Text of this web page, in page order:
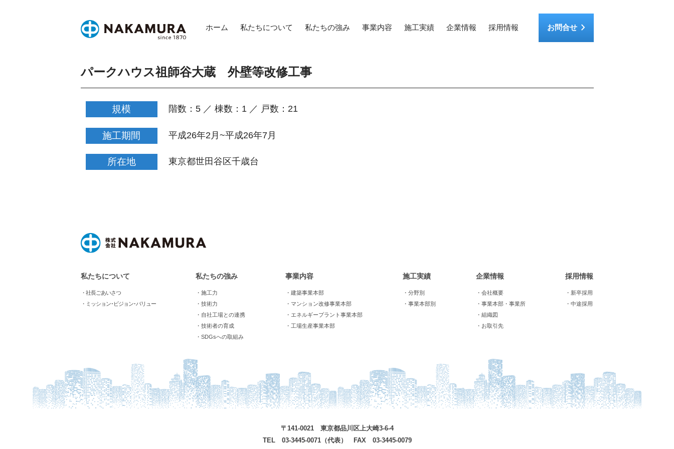
ホーム 私たちについて 私たちの強み 事業内容 施工実績 企業情報 採用情報 お問合せkeyboard_arrow_right
パークハウス祖師谷大蔵 外壁等改修工事
規模 階数：5 ／ 棟数：1 ／ 戸数：21
施工期間 平成26年2月~平成26年7月
所在地 東京都世田谷区千歳台
私たちについて
・社長ごあいさつ
・ミッション･ビジョン･バリュー
私たちの強み
・施工力
・技術力
・自社工場との連携
・技術者の育成
・SDGsへの取組み
事業内容
・建築事業本部
・マンション改修事業本部
・エネルギープラント事業本部
・工場生産事業本部
施工実績
・分野別
・事業本部別
企業情報
・会社概要
・事業本部・事業所
・組織図
・お取引先
採用情報
・新卒採用
・中途採用
〒141-0021 東京都品川区上大崎3-6-4
TEL 03-3445-0071（代表） FAX 03-3445-0079